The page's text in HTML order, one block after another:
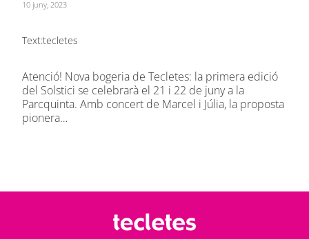
10 juny, 2023
Text:tecletes
Atenció! Nova bogeria de Tecletes: la primera edició
del Solstici se celebrarà el 21 i 22 de juny a la
Parcquinta. Amb concert de Marcel i Júlia, la proposta
pionera…